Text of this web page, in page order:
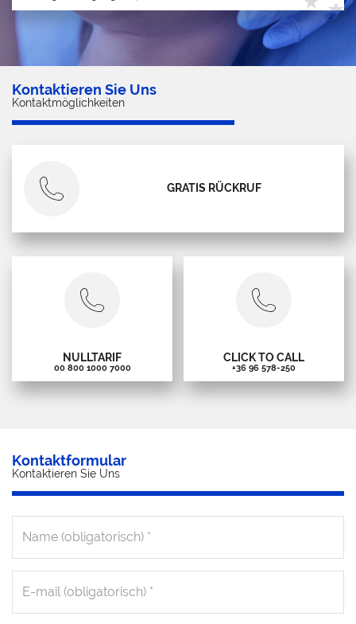
Kontaktieren Sie Uns
Kontaktmöglichkeiten
GRATIS RÜCKRUF
NULLTARIF
00 800 1000 7000
CLICK TO CALL
+36 96 578-250
Kontaktformular
Kontaktieren Sie Uns